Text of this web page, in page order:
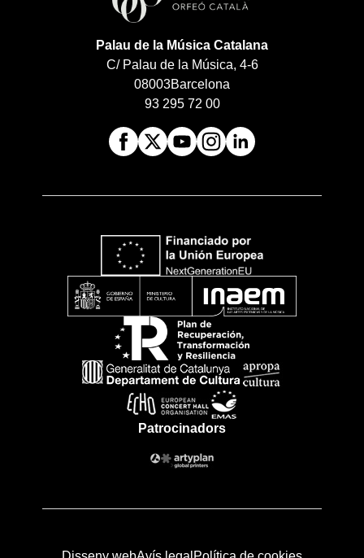
Palau de la Música Catalana
C/ Palau de la Música, 4-6
08003Barcelona
93 295 72 00
Patrocinadors